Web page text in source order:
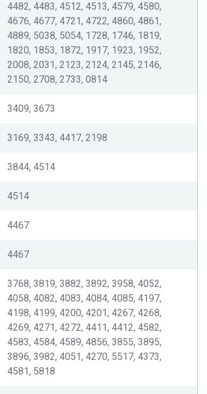
4482, 4483, 4512, 4513, 4579, 4580,
4676, 4677, 4721, 4722, 4860, 4861,
4889, 5038, 5054, 1728, 1746, 1819,
1820, 1853, 1872, 1917, 1923, 1952,
2008, 2031, 2123, 2124, 2145, 2146,
2150, 2708, 2733, 0814
3409, 3673
3169, 3343, 4417, 2198
3844, 4514
4514
4467
4467
3768, 3819, 3882, 3892, 3958, 4052,
4058, 4082, 4083, 4084, 4085, 4197,
4198, 4199, 4200, 4201, 4267, 4268,
4269, 4271, 4272, 4411, 4412, 4582,
4583, 4584, 4589, 4856, 3855, 3895,
3896, 3982, 4051, 4270, 5517, 4373,
4581, 5818